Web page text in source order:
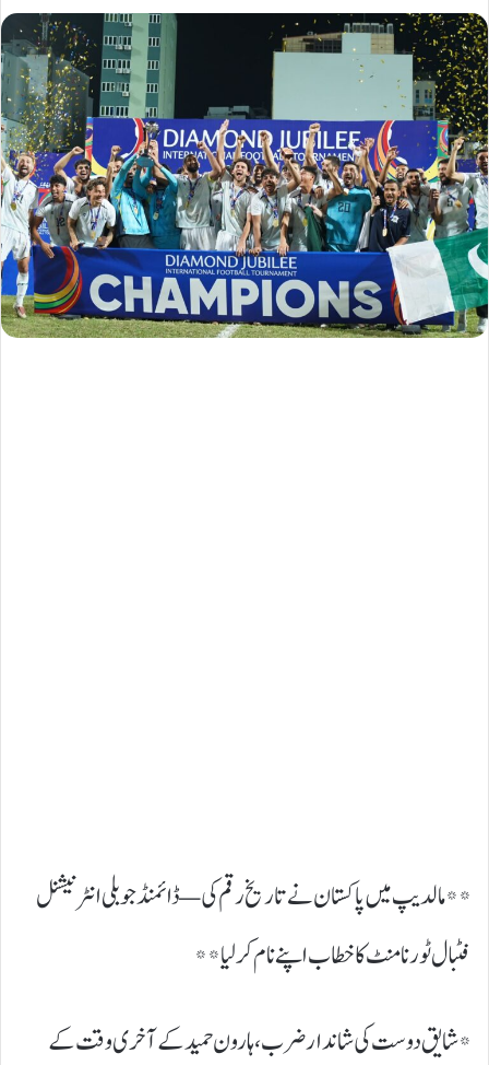
**مالدیپ میں پاکستان نے تاریخ رقم کی — ڈائمنڈ جوبلی انٹرنیشنل
فٹبال ٹورنامنٹ کا خطاب اپنے نام کر لیا**
* شایق دوست کی شاندار ضرب، ہارون حمید کے آخری وقت کے